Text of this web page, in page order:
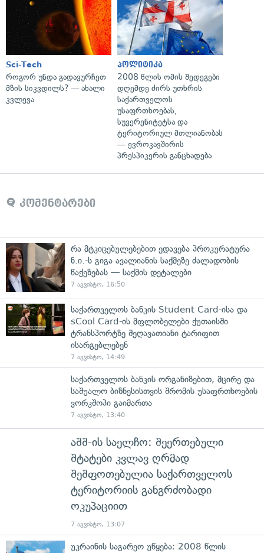
Sci-Tech
როგორ უნდა გადავურჩეთ
მზის სიკვდილს? — ახალი
კვლევა
პოლიტიკა
2008 წლის ომის შედეგები
დღემდე ძირს უთხრის
საქართველოს
უსაფრთხოებას,
სუვერენიტეტსა და
ტერიტორიულ მთლიანობას
— ევროკავშირის
პრესპიკერის განცხადება
კომენტარები
რა მტკიცებულებებით ედავება პროკურატურა
ნ.ი.-ს გიგა ავალიანის საქმეზე ძალადობის
წაქეზებას — საქმის დეტალები
7 აგვისტო, 16:50
საქართველოს ბანკის Student Card-ისა და
sCool Card-ის მფლობელები ქუთაისში
ტრანსპორტზე შეღავათიანი ტარიფით
ისარგებლებენ
7 აგვისტო, 14:49
საქართველოს ბანკის ორგანიზებით, მცირე და
საშუალო ბიზნესისთვის შრომის უსაფრთხოების
ვორკშოპი გაიმართა
7 აგვისტო, 13:40
აშშ-ის საელჩო: შეერთებული
შტატები კვლავ ღრმად
შეშფოთებულია საქართველოს
ტერიტორიის განგრძობადი
ოკუპაციით
7 აგვისტო, 13:07
უკრაინის საგარეო უწყება: 2008 წლის